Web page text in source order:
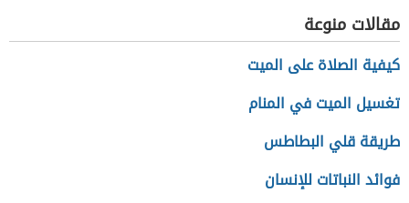
مقالات منوعة
كيفية الصلاة على الميت
تغسيل الميت في المنام
طريقة قلي البطاطس
فوائد النباتات للإنسان